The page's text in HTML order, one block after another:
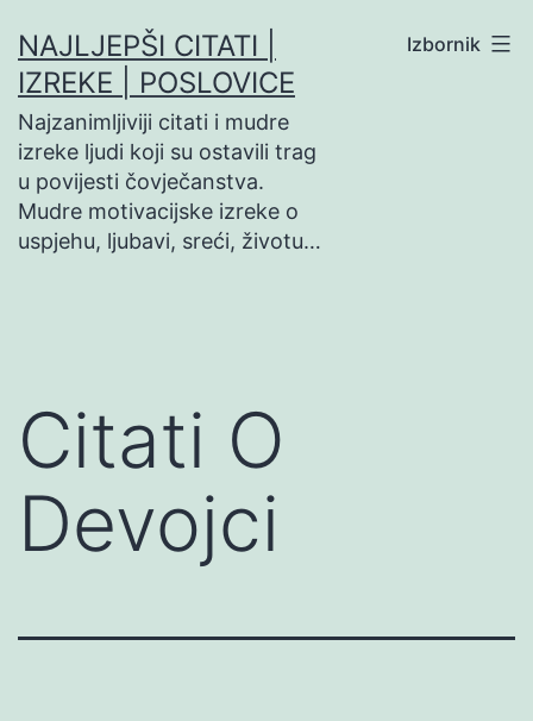
na
sadržaj
NAJLJEPŠI CITATI |
IZREKE | POSLOVICE
Najzanimljiviji citati i mudre
izreke ljudi koji su ostavili trag
u povijesti čovječanstva.
Mudre motivacijske izreke o
uspjehu, ljubavi, sreći, životu…
Izbornik
Citati O
Devojci